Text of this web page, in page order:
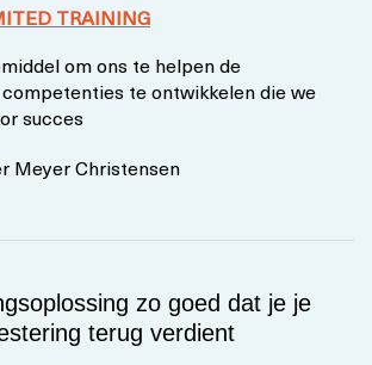
TRAINING
om ons te helpen de
te ontwikkelen die we
succes
Meyer Christensen
zo goed dat je je
terug verdient